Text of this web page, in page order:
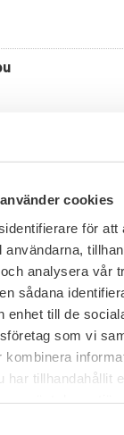
cookies
för att
användarna,
analysera vår
sådana
enhet till de
som vi
har tillhandahållit
a review.
& TA
ERBJUDANDEN!